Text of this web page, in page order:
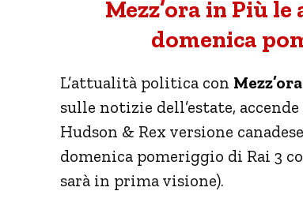
Mezz’ora in Più
domenica
L’attualità politica con
sulle notizie dell’estate,
Hudson & Rex versione
domenica pomeriggio di Rai 3
sarà in prima visione).